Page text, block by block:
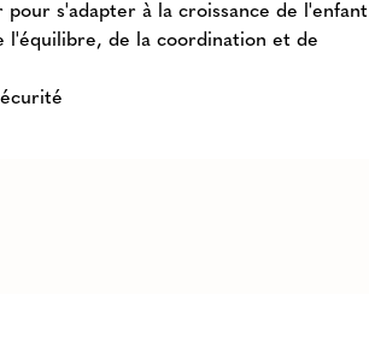
pour s'adapter à la croissance de l'enfant
l'équilibre, de la coordination et de